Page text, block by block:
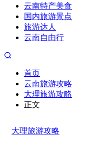
云南特产美食
国内旅游景点
旅游达人
云南自由行
首页
云南旅游攻略
大理旅游攻略
正文
大理旅游攻略